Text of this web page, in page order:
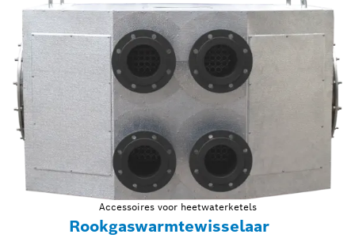
Accessoires voor heetwaterketels
Rookgaswarmtewisselaar